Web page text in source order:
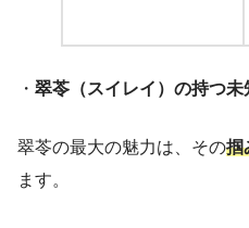
・ 翠苓（スイレイ）の持つ
翠苓の最大の魅力は、その掴
ます。